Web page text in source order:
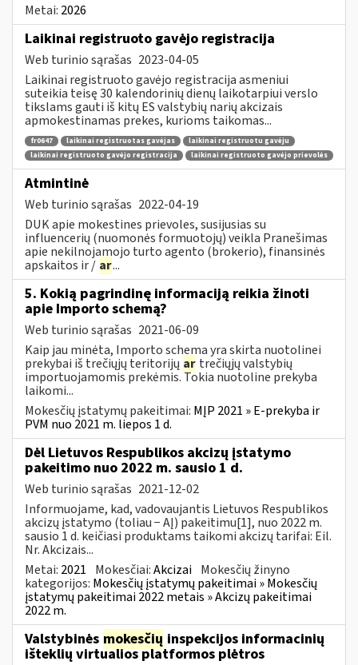
Metai: 2026
Laikinai registruoto gavėjo registracija
Web turinio sąrašas 2023-04-05
Laikinai registruoto gavėjo registracija asmeniui
suteikia teisę 30 kalendorinių dienų laikotarpiui verslo
tikslams gauti iš kitų ES valstybių narių akcizais
apmokestinamas prekes, kurioms taikomas...
fr0647 laikinai registruotas gavėjas
laikinai registruotu gavėju
laikinai registruoto gavėjo registracija
laikinai registruoto gavėjo prievolės
Atmintinė
Web turinio sąrašas 2022-04-19
DUK apie mokestines prievoles, susijusias su
influencerių (nuomonės formuotojų) veikla Pranešimas
apie nekilnojamojo turto agento (brokerio), finansinės
apskaitos ir / ar...
5. Kokią pagrindinę informaciją reikia žinoti
apie Importo schemą?
Web turinio sąrašas 2021-06-09
Kaip jau minėta, Importo schema yra skirta nuotolinei
prekybai iš trečiųjų teritorijų ar trečiųjų valstybių
importuojamomis prekėmis. Tokia nuotoline prekyba
laikomi...
Mokesčių įstatymų pakeitimai: MĮP 2021 » E-prekyba ir
PVM nuo 2021 m. liepos 1 d.
Dėl Lietuvos Respublikos akcizų įstatymo
pakeitimo nuo 2022 m. sausio 1 d.
Web turinio sąrašas 2021-12-02
Informuojame, kad, vadovaujantis Lietuvos Respublikos
akcizų įstatymo (toliau − AĮ) pakeitimu[1], nuo 2022 m.
sausio 1 d. keičiasi produktams taikomi akcizų tarifai: Eil.
Nr. Akcizais...
Metai: 2021 Mokesčiai:Akcizai Mokesčių žinyno
kategorijos: Mokesčių įstatymų pakeitimai » Mokesčių
įstatymų pakeitimai 2022 metais » Akcizų pakeitimai
2022 m.
Valstybinės mokesčių inspekcijos informacinių
išteklių virtualios platformos plėtros